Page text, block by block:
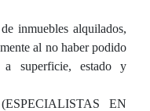
inmuebles alquilados,
al no haber podido
superficie, estado y
EN